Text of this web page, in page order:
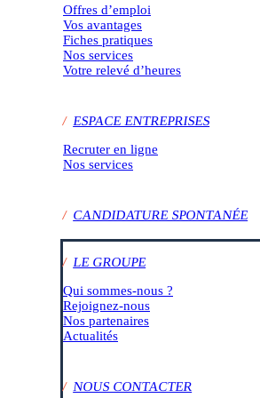
Offres d’emploi
Vos avantages
Fiches pratiques
Nos services
Votre relevé d’heures
/ ESPACE ENTREPRISES
Recruter en ligne
Nos services
/ CANDIDATURE SPONTANÉE
/ LE GROUPE
Qui sommes-nous ?
Rejoignez-nous
Nos partenaires
Actualités
/NOUS CONTACTER